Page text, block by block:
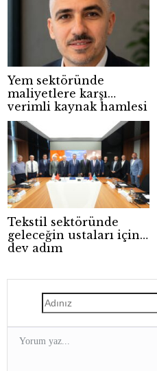
Yem sektöründe
maliyetlere karşı
verimli kaynak hamlesi
Tekstil sektöründe
geleceğin ustaları için
dev adım